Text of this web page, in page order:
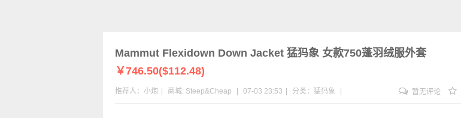
Mammut Flexidown Down Jacket 猛犸象 女款750蓬羽绒服外套
￥746.50($112.48)
推荐人：小炮 商城: Steep&Cheap 07-03 23:53 分类： 猛犸象 暂无评论